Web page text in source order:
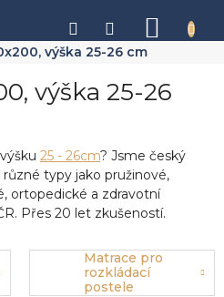
výška 25-26 cm
výška 25-26
25 - 26cm? Jsme český
typy jako pružinové,
ortopedické a zdravotní
Přes 20 let zkušeností.
Matrace pro
rozkládací
postele